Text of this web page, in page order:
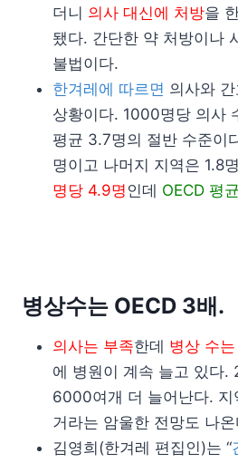
더니 의사 대신에 처방을
됐다. 간단한 약 처방이나
불법이다.
한겨레에 따르면 의사와
상황이다. 1000명당 의사
평균 3.7명의 절반 수준이
명이고 나머지 지역은 1.8
명당 4.9명 인데 OECD 평
병상수는 OECD 3배.
의사는 부족한데 병상 수
에 병원이 계속 늘고 있다.
6000여개 더 늘어난다. 지
거라는 암울한 전망도 나온
김영희(한겨레 편집인)는 “